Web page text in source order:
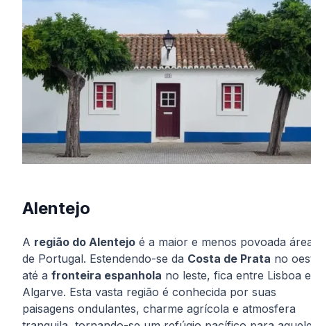
Alentejo
A região do Alentejo é a maior e menos povoada
de Portugal. Estendendo-se da Costa de Prata no
até a fronteira espanhola no leste, fica entre Lisboa
Algarve. Esta vasta região é conhecida por suas
paisagens ondulantes, charme agrícola e atmosfera